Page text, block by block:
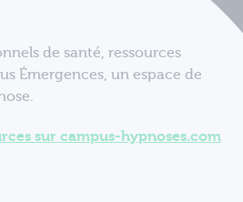
de santé, ressources
Émergences, un espace de
sur campus-hypnoses.com